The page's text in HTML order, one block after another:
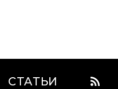
СТАТЬИ